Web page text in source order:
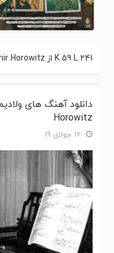
K 59 L 241 از Vladimir Horowitz ولادیمیر هوروویتس
Horowitz